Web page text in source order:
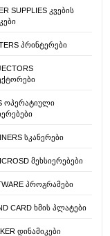
SUPPLIES ᲙᲕᲔᲑᲘᲡ
ᲞᲠᲘᲜᲢᲔᲠᲔᲑᲘ
ᲝᲞᲔᲠᲐᲢᲘᲣᲚᲘ
ᲡᲙᲐᲜᲔᲠᲔᲑᲘ
ᲛᲔᲮᲡᲘᲔᲠᲔᲑᲔᲑᲘ
ᲞᲠᲝᲒᲠᲐᲛᲔᲑᲘ
CARD ᲮᲛᲘᲡ ᲞᲚᲐᲢᲔᲑᲘ
ᲓᲘᲜᲐᲛᲘᲙᲔᲑᲘ